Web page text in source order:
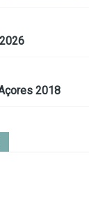
2018